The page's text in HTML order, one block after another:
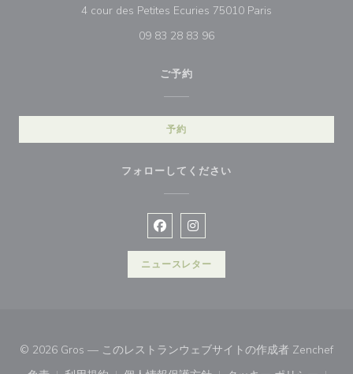
4 cour des Petites Ecuries 75010 Paris
09 83 28 83 96
ご予約
予約
フォローしてください
Facebook ((新しいウィンドウで
Instagram ((新しいウィンド
ニュースレター
© 2026 Gros — このレストランウェブサイトの作成者 Zenchef((